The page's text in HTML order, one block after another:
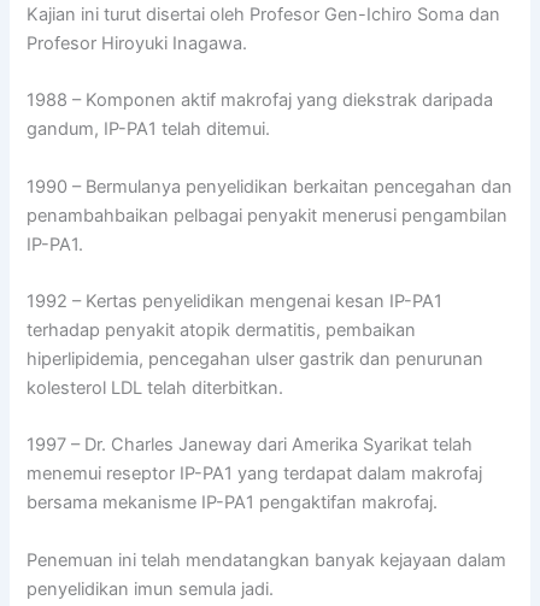
Kajian ini turut disertai oleh Profesor Gen-Ichiro Soma dan
Profesor Hiroyuki Inagawa.
1988 – Komponen aktif makrofaj yang diekstrak daripada
gandum, IP-PA1 telah ditemui.
1990 – Bermulanya penyelidikan berkaitan pencegahan dan
penambahbaikan pelbagai penyakit menerusi pengambilan
IP-PA1.
1992 – Kertas penyelidikan mengenai kesan IP-PA1
terhadap penyakit atopik dermatitis, pembaikan
hiperlipidemia, pencegahan ulser gastrik dan penurunan
kolesterol LDL telah diterbitkan.
1997 – Dr. Charles Janeway dari Amerika Syarikat telah
menemui reseptor IP-PA1 yang terdapat dalam makrofaj
bersama mekanisme IP-PA1 pengaktifan makrofaj.
Penemuan ini telah mendatangkan banyak kejayaan dalam
penyelidikan imun semula jadi.